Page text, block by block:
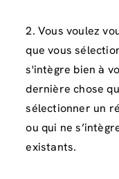
2. Vous voulez
que vous
s'intègre bien à
dernière chose
sélectionner un
ou qui ne
existants.